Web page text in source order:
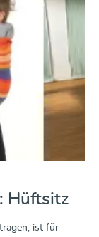
Hüftsitz
ist für